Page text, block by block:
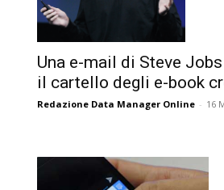
Una e-mail di Steve
il cartello degli e-book
Redazione Data Manager Online - 16